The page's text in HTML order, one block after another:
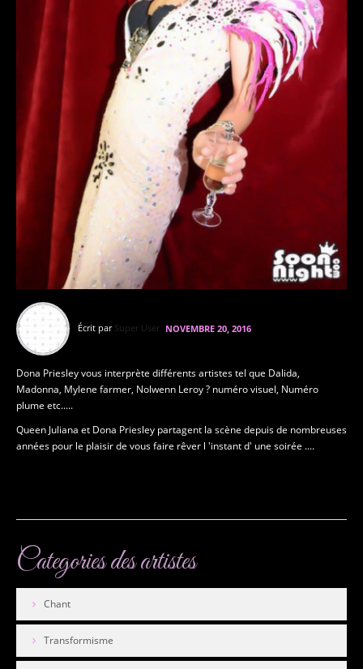
Divers
Créations diverses
Danse brésilienne
Écrit par Super User NOVEMBRE 20, 2016
Dona Priesley vous interprète différents artistes tel que Dalida,
Madonna, Mylene farmer, Nolwenn Leroy ? numéro visuel, Numéro
plume etc.....
Queen Juliana et Dona Priesley partagent la scène depuis de nombreuses
années pour le plaisir de vous faire rêver l 'instant d' une soirée ....
Categoriesdes artistes
Chant
Transformisme